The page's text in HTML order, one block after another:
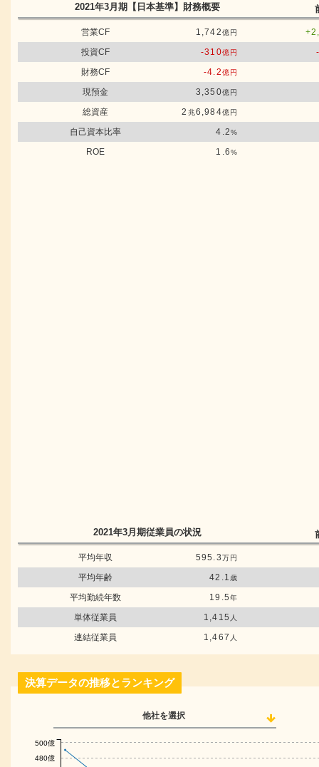
2021年3月期 【日本基準】 財務概要
営業CF 1,742億円
投資CF
-310億円
財務CF
-4.2億円
現預金 3,350億円
総資産 2 兆6,984億円
自己資本比率 4.2%
ROE 1.6%
2021年3月期従業員の状況
平均年収 595.3万円
平均年齢 42.1 歳
平均勤続年数 19.5年
単体従業員 1,415 人
連結従業員 1,467 人
決算データの推移とランキング
他社を選択
480億
500億